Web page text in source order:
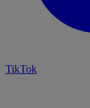
TikTok